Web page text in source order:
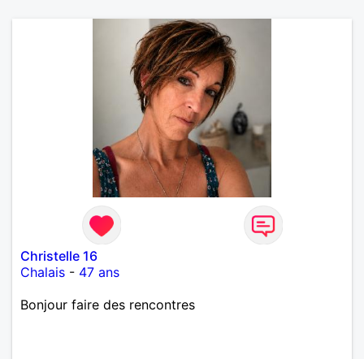
Christelle 16
Chalais - 47 ans
Bonjour faire des rencontres